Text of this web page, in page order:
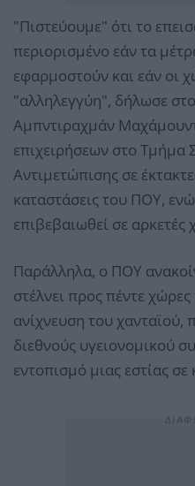
"Πιστεύουμε" ότι το
περιορισμένο εάν τα
εφαρμοστούν και εάν οι
"αλληλεγγύη", δήλωσε
Αμπντιραχμάν
επιχειρήσεων στο Τμήμα
Αντιμετώπισης σε
καταστάσεις του ΠΟΥ,
επιβεβαιωθεί σε αρκετές
Παράλληλα, ο ΠΟΥ
στέλνει προς πέντε
ανίχνευση του χανταϊού,
διεθνούς υγειονομικού
εντοπισμό μιας εστίας